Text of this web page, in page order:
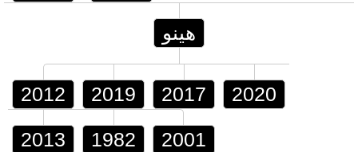
هينو
2012 2019 2017 2020
2013 1982 2001